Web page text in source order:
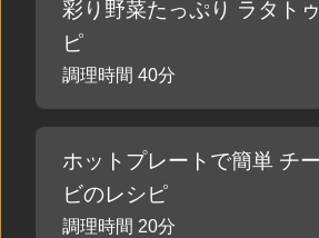
彩り野菜たっぷり ラタト
ピ
調理時間 40分
ホットプレートで簡単 チ
ビのレシピ
調理時間 20分